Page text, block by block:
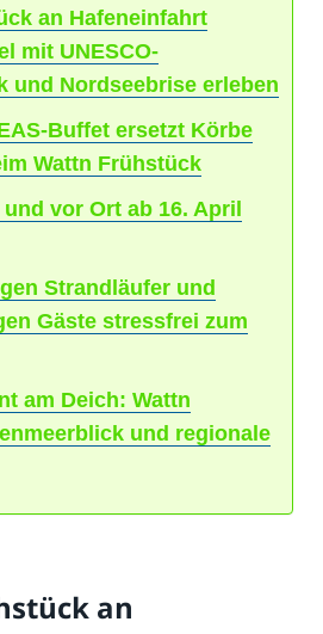
an Hafeneinfahrt
mit UNESCO-
und Nordseebrise erleben
Buffet ersetzt Körbe
Wattn Frühstück
vor Ort ab 16. April
Strandläufer und
Gäste stressfrei zum
am Deich: Wattn
und regionale
an